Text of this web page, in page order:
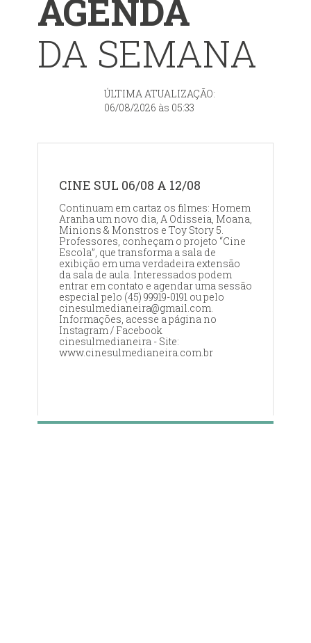
AGENDA
DA SEMANA
ÚLTIMA ATUALIZAÇÃO:
06/08/2026 às 05:33
CINE SUL 06/08 A 12/08
Continuam em cartaz os filmes: Homem
Aranha um novo dia, A Odisseia, Moana,
Minions & Monstros e Toy Story 5.
Professores, conheçam o projeto “Cine
Escola”, que transforma a sala de
exibição em uma verdadeira extensão
da sala de aula. Interessados podem
entrar em contato e agendar uma sessão
especial pelo (45) 99919-0191 ou pelo
cinesulmedianeira@gmail.com.
Informações, acesse a página no
Instagram / Facebook
cinesulmedianeira - Site:
www.cinesulmedianeira.com.br